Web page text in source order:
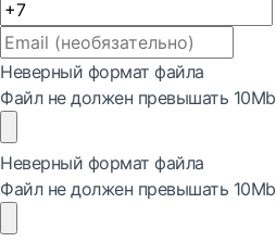
Неверный формат файла
Файл не должен превышать 10Mb
Неверный формат файла
Файл не должен превышать 10Mb